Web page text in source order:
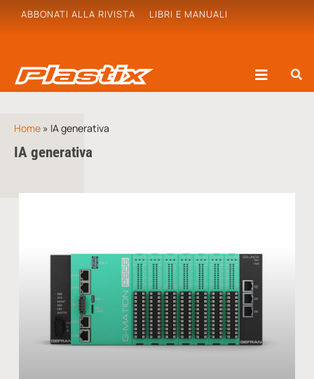
ABBONATI ALLA RIVISTA LIBRI E MANUALI
Home » IA generativa
IA generativa